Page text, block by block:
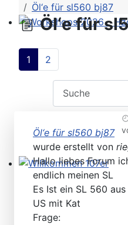
Workshops 2026 -
Willkommen 107er
Öl‘e für sl560 bj87
Öl‘e für
1 2
Öl‘e für sl560 bj87
wurde erstellt von
Hallo liebes Forum
endlich meinen SL
Es Ist ein SL 560
US mit Kat
Frage: